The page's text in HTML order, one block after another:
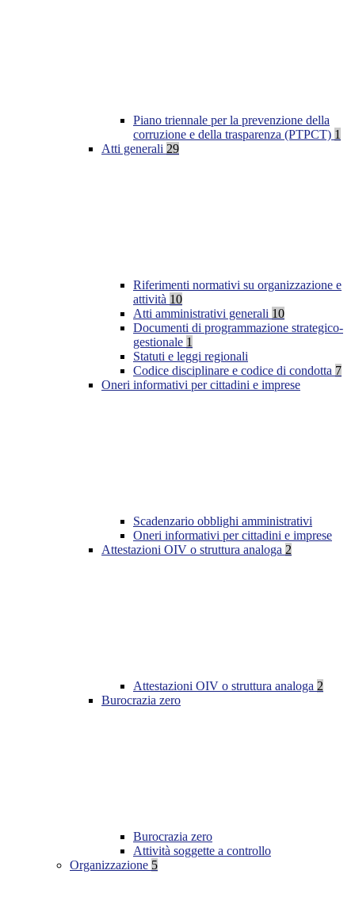
Piano triennale per la prevenzione della
corruzione e della trasparenza (PTPCT) 1
Atti generali 29
Riferimenti normativi su organizzazione e
attività 10
Atti amministrativi generali 10
Documenti di programmazione strategico-
gestionale 1
Statuti e leggi regionali
Codice disciplinare e codice di condotta 7
Oneri informativi per cittadini e imprese
Scadenzario obblighi amministrativi
Oneri informativi per cittadini e imprese
Attestazioni OIV o struttura analoga 2
Attestazioni OIV o struttura analoga 2
Burocrazia zero
Burocrazia zero
Attività soggette a controllo
Organizzazione 5